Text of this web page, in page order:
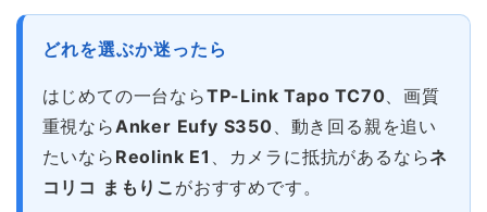
どれを選ぶか迷ったら
はじめての一台ならTP-Link Tapo TC70、画質
重視ならAnker Eufy S350、動き回る親を追い
たいなら Reolink E1 、カメラに抵抗があるならネ
コリコ まもりこ がおすすめです。